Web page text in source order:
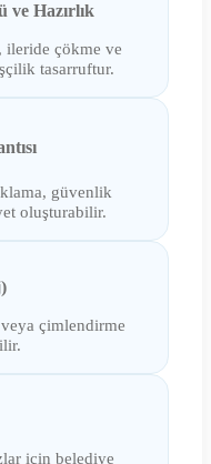
ve Hazırlık
ileride çökme ve
tasarruftur.
güvenlik
oluşturabilir.
çimlendirme
için belediye